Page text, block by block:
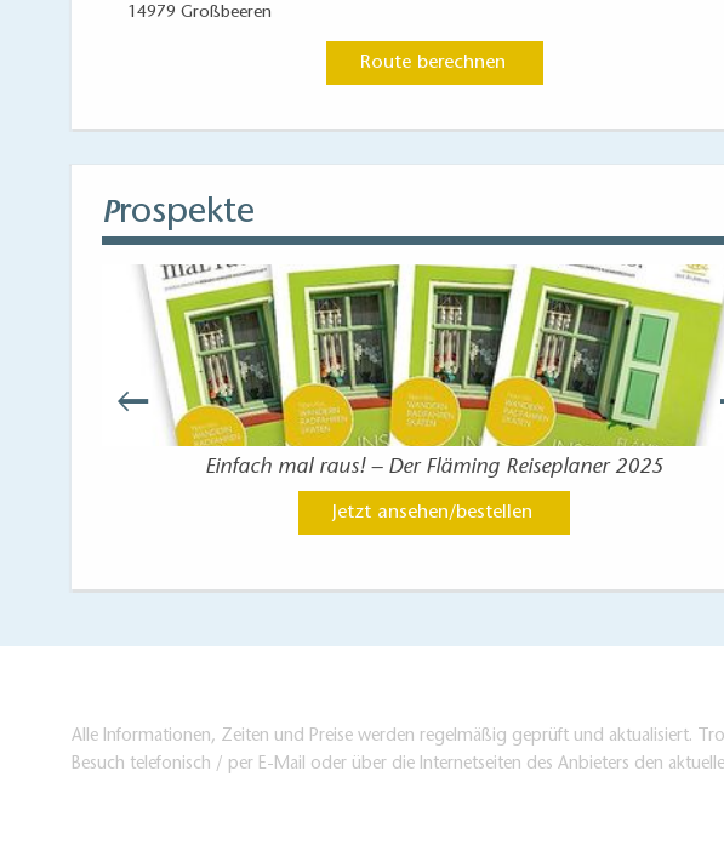
14979 Großbeeren
Route berechnen
Prospekte
Einfach mal raus! – Der Fläming Reiseplaner 2025
Jetzt ansehen/bestellen
Alle Informationen, Zeiten und Preise werden regelmäßig geprüft und aktualisiert.
Besuch telefonisch / per E-Mail oder über die Internetseiten des Anbieters den